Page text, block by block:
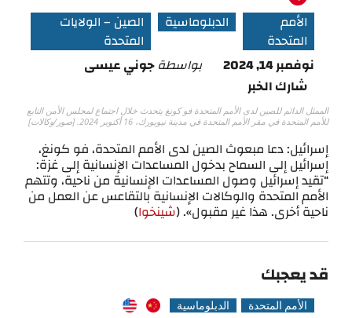
الأمم
المتحدة
الدبلوماسية
الصين – الولايات
المتحدة
نوفمبر 14, 2024
بواسطةجوني عيسى
شارك الخبر
الممثل الدائم للصين لدى الأمم المتحدة فو كونغ يتحدث خلال اجتماع لمجلس الأمن التابع
للأمم المتحدة في مقر الأمم المتحدة في مدينة نيويورك، 16 أكتوبر 2024. [صور/وكالات]
إسرائيل: دعا مبعوث الصين لدى الأمم المتحدة، فو كونغ،
إسرائيل إلى السماح بدخول المساعدات الإنسانية إلى غزة:
“تقيد إسرائيل وصول المساعدات الإنسانية من ناحية، وتتهم
الأمم المتحدة والوكالات الإنسانية بالتقاعس عن العمل من
ناحية أخرى. هذا غير مقبول». (شينخوا)
قد يعجبك
الأمم المتحدة الدبلوماسية